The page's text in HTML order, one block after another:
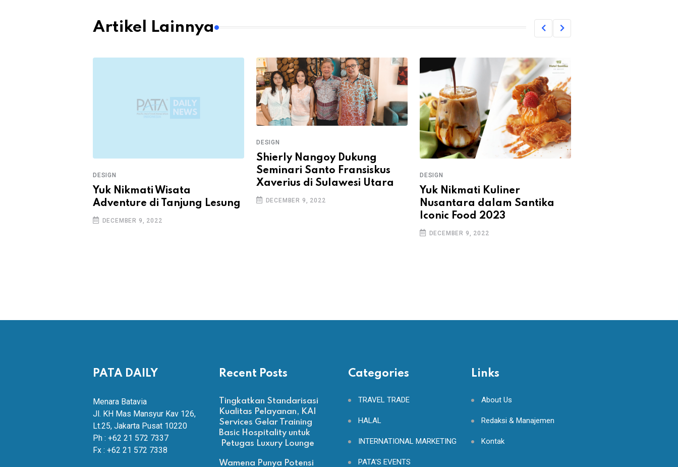
Artikel Lainnya
DESIGN
Yuk Nikmati Wisata
Adventure di Tanjung Lesung
DECEMBER 9, 2022
DESIGN
Shierly Nangoy Dukung
Seminari Santo Fransiskus
Xaverius di Sulawesi Utara
DECEMBER 9, 2022
DESIGN
Yuk Nikmati Kuliner
Nusantara dalam Santika
Iconic Food 2023
DECEMBER 9, 2022
PATA DAILY
Menara Batavia
Jl. KH Mas Mansyur Kav 126,
Lt.25, Jakarta Pusat 10220
Ph : +62 21 572 7337
Fx : +62 21 572 7338
Recent Posts
Tingkatkan Standarisasi
Kualitas Pelayanan, KAI
Services Gelar Training
Basic Hospitality untuk
Petugas Luxury Lounge
Wamena Punya Potensi
Categories
TRAVEL TRADE
HALAL
INTERNATIONAL MARKETING
PATA'S EVENTS
Links
About Us
Redaksi & Manajemen
Kontak